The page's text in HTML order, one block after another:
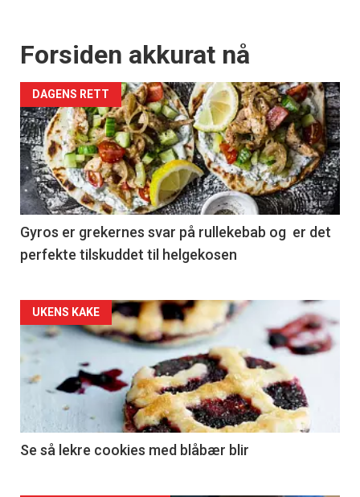
Forsiden akkurat nå
DAGENS RETT
Gyros er grekernes svar på rullekebab og er det
perfekte tilskuddet til helgekosen
Forsiden
akkurat
nå
2
UKENS KAKE
Se så lekre cookies med blåbær blir